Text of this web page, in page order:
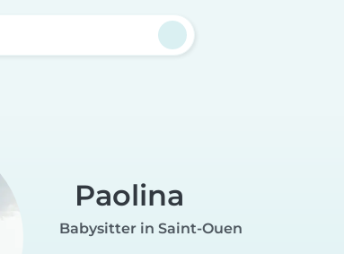
Paolina
Babysitter in Saint-Ouen